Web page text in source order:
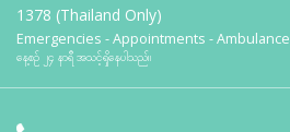
1378 (Thailand Only)
Emergencies - Appointments - Ambulance
နေ့စဉ် ၂၄ နာရီ အသင့်ရှိနေပါသည်။